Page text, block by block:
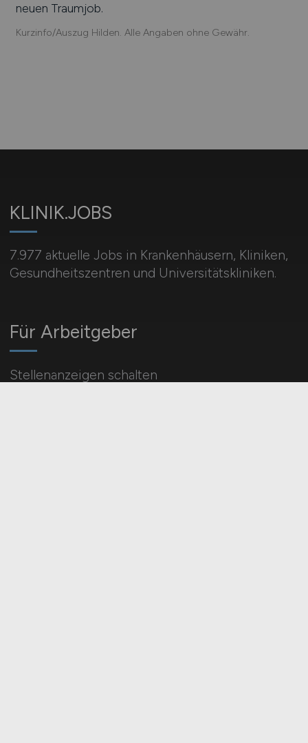
neuen Traumjob.
Kurzinfo/Auszug Hilden. Alle Angaben ohne Gewähr.
KLINIK.JOBS
7.977 aktuelle Jobs in Krankenhäusern, Kliniken,
Gesundheitszentren und Universitätskliniken.
Für Arbeitgeber
Stellenanzeigen schalten